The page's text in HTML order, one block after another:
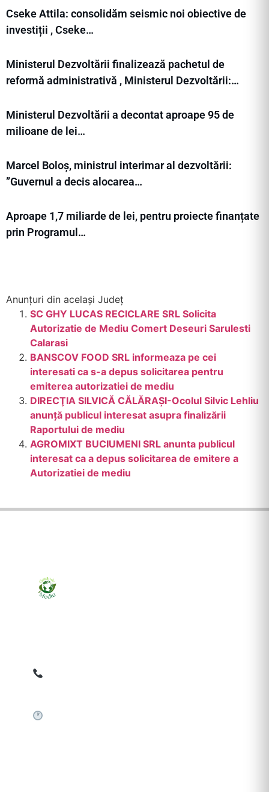
Cseke Attila: consolidăm seismic noi obiective de
investiții , Cseke…
Ministerul Dezvoltării finalizează pachetul de
reformă administrativă , Ministerul Dezvoltării:…
Ministerul Dezvoltării a decontat aproape 95 de
milioane de lei…
Marcel Boloș, ministrul interimar al dezvoltării:
”Guvernul a decis alocarea…
Aproape 1,7 miliarde de lei, pentru proiecte finanțate
prin Programul…
Anunțuri din același Județ
SC GHY LUCAS RECICLARE SRL Solicita
Autorizatie de Mediu Comert Deseuri Sarulesti
Calarasi
BANSCOV FOOD SRL informeaza pe cei
interesati ca s-a depus solicitarea pentru
emiterea autorizatiei de mediu
DIRECŢIA SILVICĂ CĂLĂRAŞI-Ocolul Silvic Lehliu
anunță publicul interesat asupra finalizării
Raportului de mediu
AGROMIXT BUCIUMENI SRL anunta publicul
interesat ca a depus solicitarea de emitere a
Autorizatiei de mediu